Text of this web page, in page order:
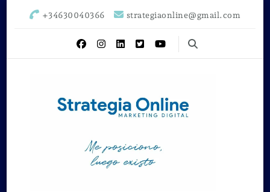
+34630040366 strategiaonline@gmail.com